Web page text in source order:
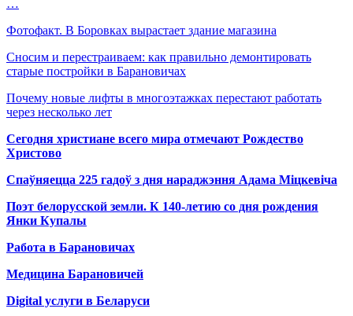
…
Фотофакт. В Боровках вырастает здание магазина
Сносим и перестраиваем: как правильно демонтировать
старые постройки в Барановичах
Почему новые лифты в многоэтажках перестают работать
через несколько лет
Сегодня христиане всего мира отмечают Рождество
Христово
Спаўняецца 225 гадоў з дня нараджэння Адама Міцкевіча
Поэт белорусской земли. К 140-летию со дня рождения
Янки Купалы
Работа в Барановичах
Медицина Барановичей
Digital услуги в Беларуси